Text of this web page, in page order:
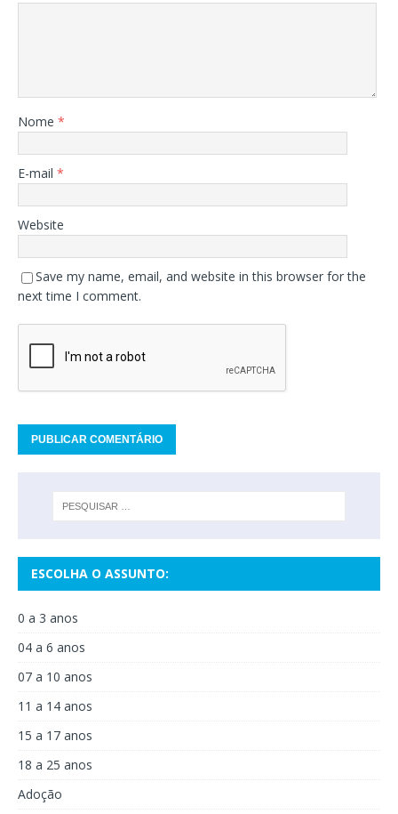
Nome *
E-mail *
Website
Save my name, email, and website in this browser for the
next time I comment.
ESCOLHA O ASSUNTO:
0 a 3 anos
04 a 6 anos
07 a 10 anos
11 a 14 anos
15 a 17 anos
18 a 25 anos
Adoção